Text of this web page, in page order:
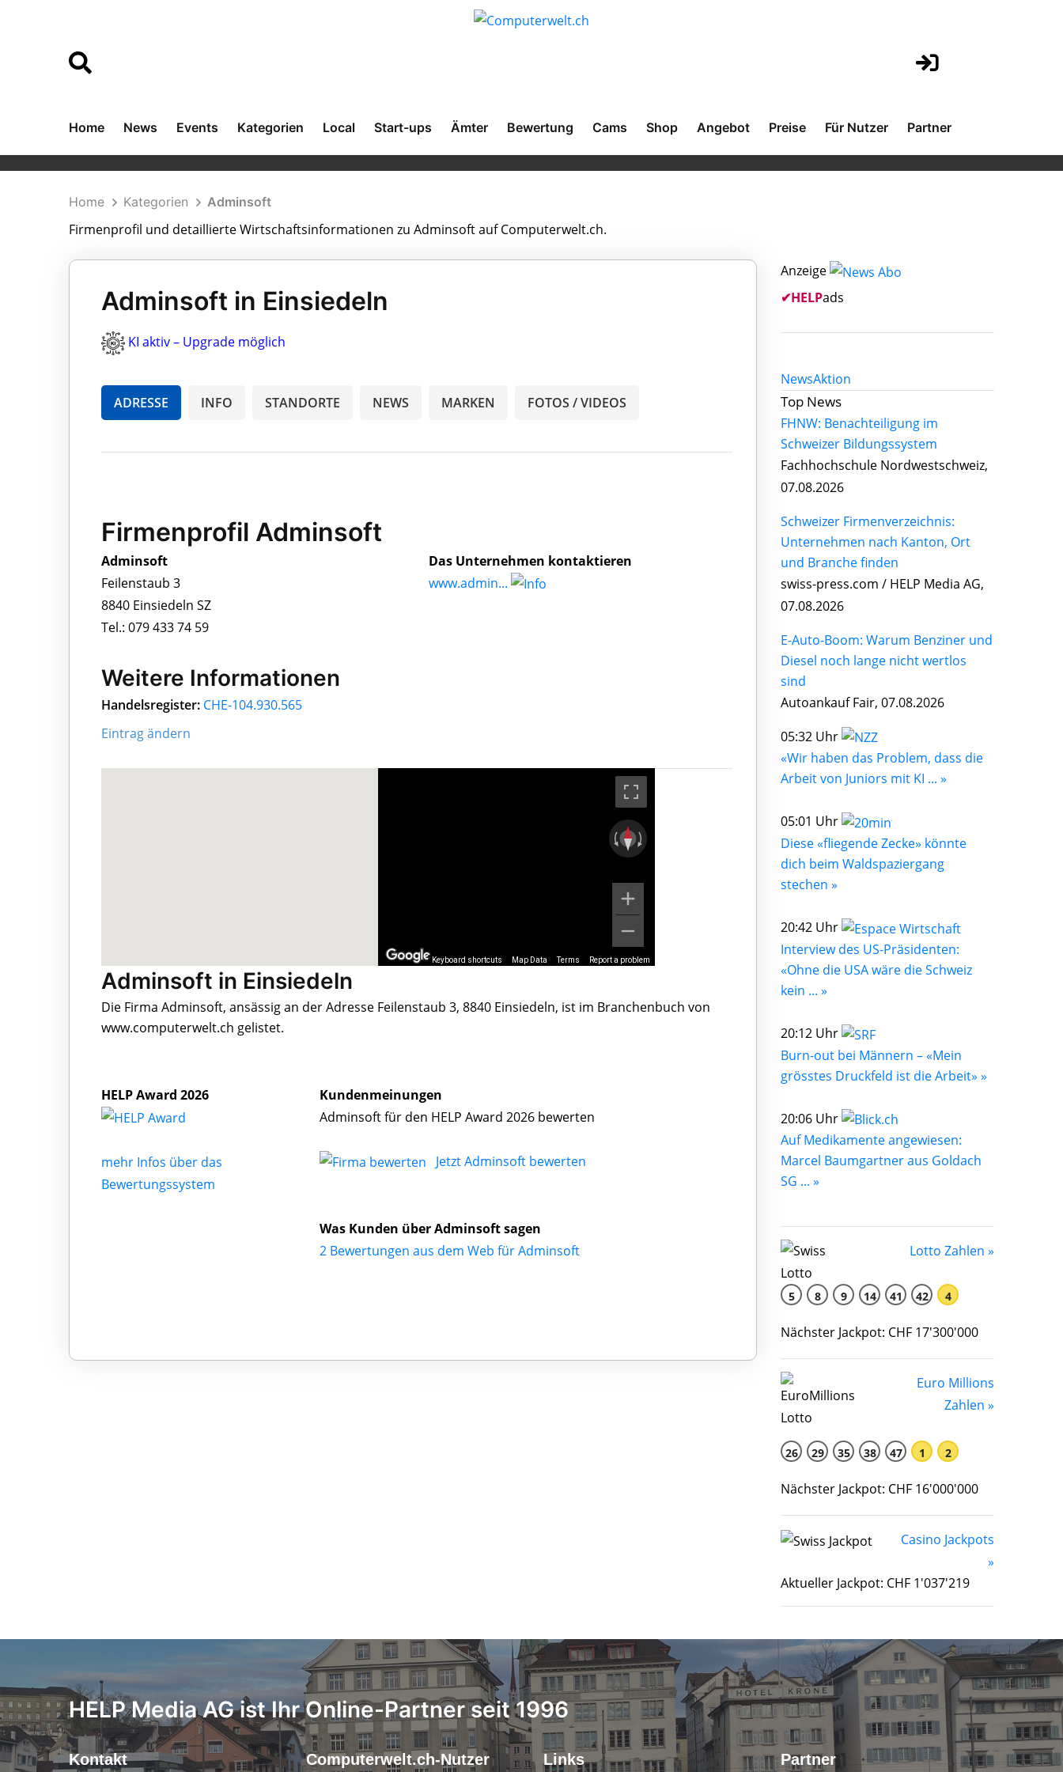
Home News Events Kategorien Local Start-ups Ämter Bewertung Cams Shop Angebot Preise Für Nutzer Partner
Home Kategorien Adminsoft
Firmenprofil und detaillierte Wirtschaftsinformationen zu Adminsoft auf Computerwelt.ch.
Adminsoft in Einsiedeln
KI aktiv – Upgrade möglich
ADRESSE INFO STANDORTE NEWS MARKEN FOTOS / VIDEOS
Firmenprofil Adminsoft
Adminsoft
Feilenstaub 3
8840 Einsiedeln SZ
Tel.: 079 433 74 59
Das Unternehmen kontaktieren
www.admin...
Weitere Informationen
Handelsregister: CHE-104.930.565
Eintrag ändern
Keyboard shortcuts Map Data Terms Report a problem
Adminsoft in Einsiedeln
Die Firma Adminsoft, ansässig an der Adresse Feilenstaub 3, 8840 Einsiedeln, ist im Branchenbuch von
www.computerwelt.ch gelistet.
HELP Award 2026
mehr Infos über das
Bewertungssystem
Kundenmeinungen
Adminsoft für den HELP Award 2026 bewerten
Jetzt Adminsoft bewerten
Was Kunden über Adminsoft sagen
2 Bewertungen aus dem Web für Adminsoft
Anzeige
✔HELPads
NewsAktion
Top News
FHNW: Benachteiligung im
Schweizer Bildungssystem
Fachhochschule Nordwestschweiz,
07.08.2026
Schweizer Firmenverzeichnis:
Unternehmen nach Kanton, Ort
und Branche finden
swiss-press.com / HELP Media AG,
07.08.2026
E-Auto-Boom: Warum Benziner und
Diesel noch lange nicht wertlos
sind
Autoankauf Fair, 07.08.2026
05:32 Uhr
«Wir haben das Problem, dass die
Arbeit von Juniors mit KI ... »
05:01 Uhr
Diese «fliegende Zecke» könnte
dich beim Waldspaziergang
stechen »
20:42 Uhr
Interview des US-Präsidenten:
«Ohne die USA wäre die Schweiz
kein ... »
20:12 Uhr
Burn-out bei Männern – «Mein
grösstes Druckfeld ist die Arbeit» »
20:06 Uhr
Auf Medikamente angewiesen:
Marcel Baumgartner aus Goldach
SG ... »
Lotto Zahlen »
5 8 9 14 41 42 4
Nächster Jackpot: CHF 17'300'000
Euro Millions
Zahlen »
26 29 35 38 47 1 2
Nächster Jackpot: CHF 16'000'000
Casino Jackpots
»
Aktueller Jackpot: CHF 1'037'219
HELP Media AG ist Ihr Online-Partner seit 1996
Kontakt Computerwelt.ch-Nutzer Links Partner